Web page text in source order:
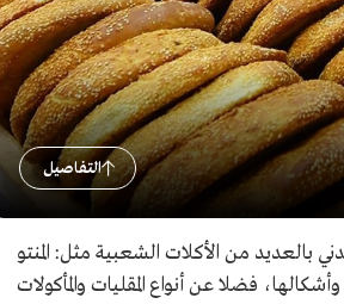
التفاصيل
بالعديد من الأكلات الشعبية مثل: المنتو
فضلا عن أنواع المقليات والمأكولات